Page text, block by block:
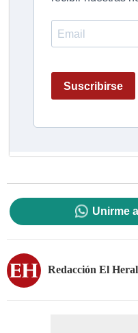
Unirme
Redacción El